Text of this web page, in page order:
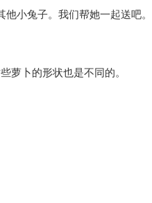
小兔子。我们帮她一起送吧。
萝卜的形状也是不同的。